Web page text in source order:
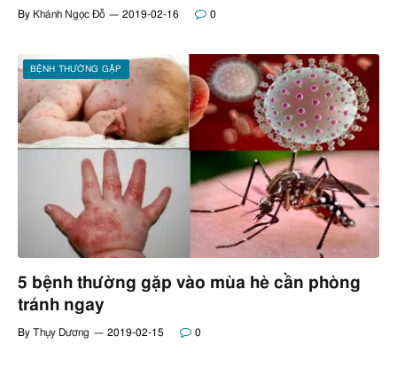
By Khánh Ngọc Đỗ 2019-02-16 0
BỆNH THƯỜNG GẶP
5 bệnh thường gặp vào mùa hè cần phòng
tránh ngay
By Thụy Dương 2019-02-15 0